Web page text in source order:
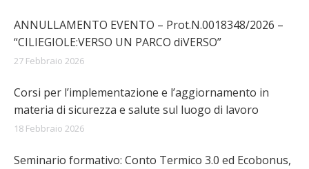
ANNULLAMENTO EVENTO – Prot.N.0018348/2026 –
“CILIEGIOLE:VERSO UN PARCO diVERSO”
27 Febbraio 2026
Corsi per l’implementazione e l’aggiornamento in
materia di sicurezza e salute sul luogo di lavoro
18 Febbraio 2026
Seminario formativo: Conto Termico 3.0 ed Ecobonus,